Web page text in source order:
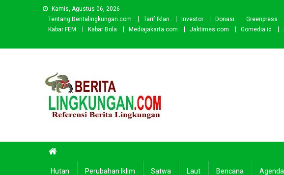
Kamis, Agustus 06, 2026
Tentang Beritalingkungan.com
Tarif Iklan Investor Donasi Greenpress
Kabar FEM
Kabar Bola Mediajakarta.com Jaktimes.com Gomedia.id
Hutan Perubahan Iklim Satwa Laut Bencana Agenda